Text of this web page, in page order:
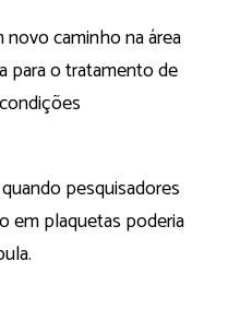
novo caminho na área
para o tratamento de
pesquisadores
em plaquetas poderia